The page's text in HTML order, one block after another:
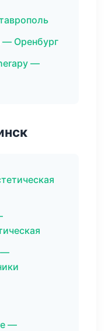
— Оренбург
—
—
—